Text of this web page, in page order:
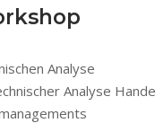
Analyse
Analyse